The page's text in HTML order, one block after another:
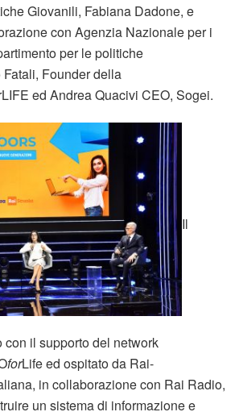
Giovanili, Fabiana Dadone, e
con Agenzia Nazionale per i
per le politiche
Founder della
ed Andrea Quacivi CEO, Sogei.
Il
con il supporto del network
forLife ed ospitato da Rai-
in collaborazione con Rai Radio,
un sistema di informazione e